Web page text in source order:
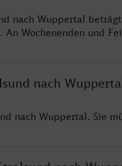
nach Wuppertal
Wochenenden und
nach
nach Wuppertal. Sie